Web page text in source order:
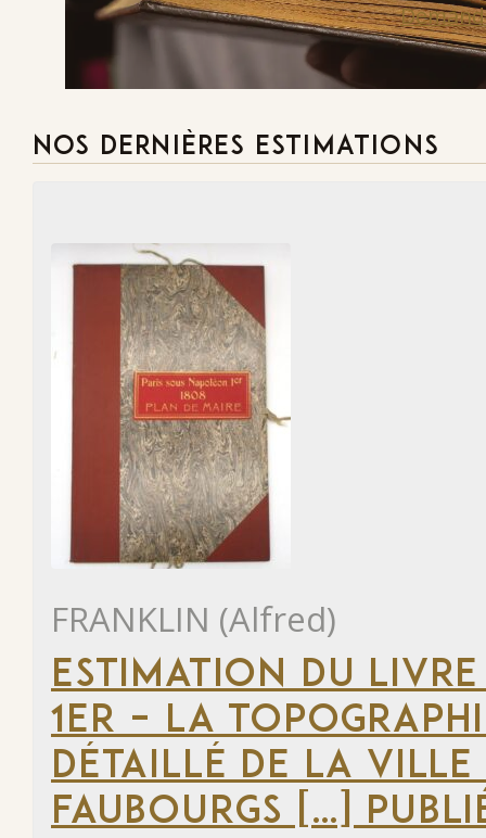
NOS DERNIÈRES ESTIMATIONS
FRANKLIN (Alfred)
ESTIMATION DU
1ER – LA
DÉTAILLÉ DE LA VILLE
FAUBOURGS […]